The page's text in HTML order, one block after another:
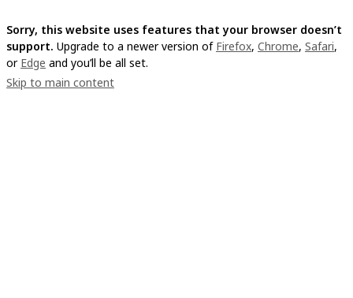
Sorry, this website uses features that your browser doesn’t
support. Upgrade to a newer version of Firefox, Chrome, Safari,
or Edge and you’ll be all set.
Skip to main content